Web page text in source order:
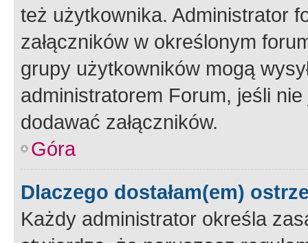
też użytkownika. Administrator
załączników w określonym
grupy użytkowników mogą
administratorem Forum, jeśli
dodawać załączników.
Góra
Dlaczego dostałam(em)
Każdy administrator określa